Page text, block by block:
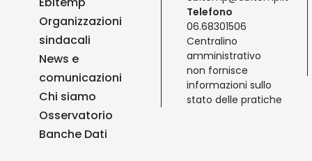
Organizzazioni
sindacali
News e
comunicazioni
Chi siamo
Osservatorio
Banche Dati
Telefono
06.68301506
Centralino
amministrativo
non fornisce
informazioni sullo
stato delle pratiche